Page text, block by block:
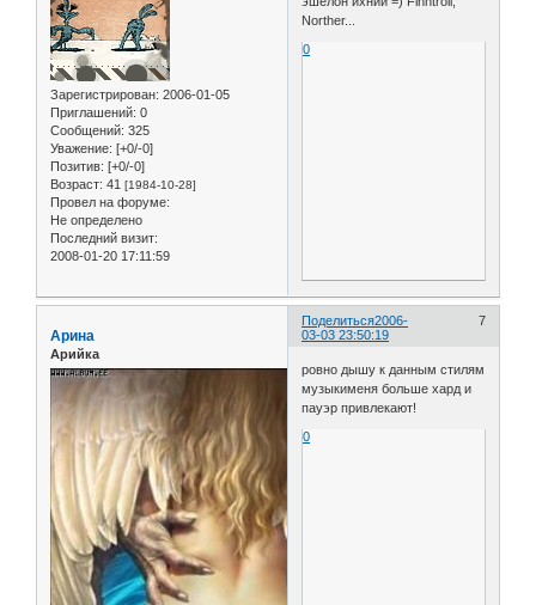
Зарегистрирован: 2006-01-05
Приглашений: 0
Сообщений: 325
Уважение: [+0/-0]
Позитив: [+0/-0]
Возраст: 41 [1984-10-28]
Провел на форуме:
Не определено
Последний визит:
2008-01-20 17:11:59
Norther...
0
Поделиться 7
2006-
03-03 23:50:19
Арина
Арийка
ровно дышу к данным стилям
музыкименя больше хард и
пауэр привлекают!
0